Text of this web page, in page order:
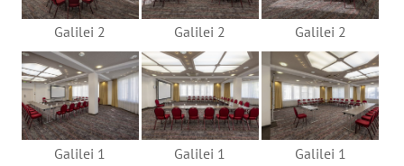
Galilei 2 Galilei 2 Galilei 2
Galilei 1 Galilei 1 Galilei 1